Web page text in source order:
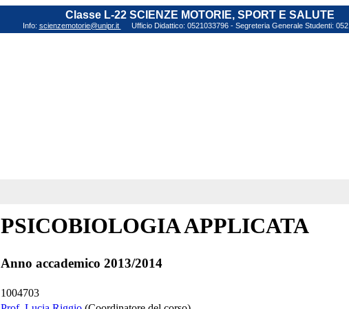
Classe L-22 SCIENZE MOTORIE, SPORT E SALUTE
Info: scienzemotorie@unipr.it Ufficio Didattico: 0521033796 - Segreteria Generale Studenti:
PSICOBIOLOGIA APPLICATA
Anno accademico 2013/2014
1004703